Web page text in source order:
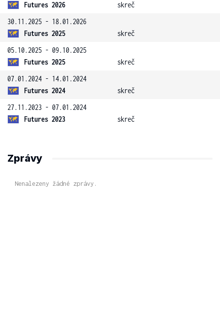
Futures 2026
skreč
30.11.2025 - 18.01.2026
Futures 2025
skreč
05.10.2025 - 09.10.2025
Futures 2025
skreč
07.01.2024 - 14.01.2024
Futures 2024
skreč
27.11.2023 - 07.01.2024
Futures 2023
skreč
Zprávy
Nenalezeny žádné zprávy.